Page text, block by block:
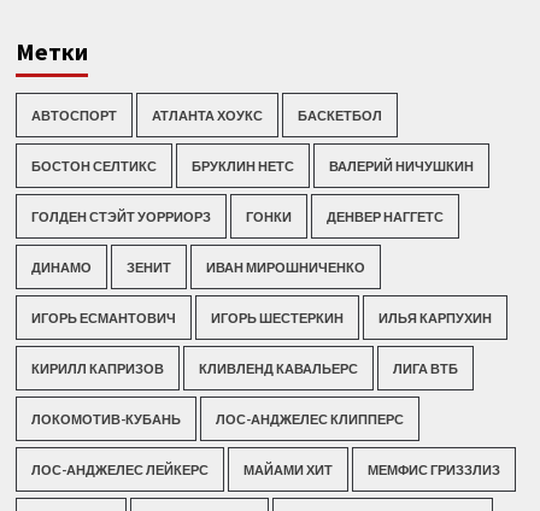
Метки
АВТОСПОРТ АТЛАНТА ХОУКС БАСКЕТБОЛ
БОСТОН СЕЛТИКС БРУКЛИН НЕТС ВАЛЕРИЙ НИЧУШКИН
ГОЛДЕН СТЭЙТ УОРРИОРЗ ГОНКИ ДЕНВЕР НАГГЕТС
ДИНАМО ЗЕНИТ ИВАН МИРОШНИЧЕНКО
ИГОРЬ ЕСМАНТОВИЧ ИГОРЬ ШЕСТЕРКИН ИЛЬЯ КАРПУХИН
КИРИЛЛ КАПРИЗОВ КЛИВЛЕНД КАВАЛЬЕРС ЛИГА ВТБ
ЛОКОМОТИВ-КУБАНЬ ЛОС-АНДЖЕЛЕС КЛИППЕРС
ЛОС-АНДЖЕЛЕС ЛЕЙКЕРС МАЙАМИ ХИТ МЕМФИС ГРИЗЗЛИЗ